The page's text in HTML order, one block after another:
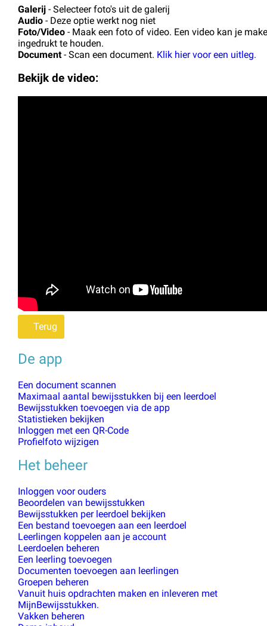
Galerij - Selecteer foto's uit de galerij
Audio - Deze optie werkt nog niet
Foto/Video - Maak een foto of video. Een video kan je
ingedrukt te houden.
Document- Scan een document. Klik hier voor een uitleg.
Bekijk de video:
Terug
De app
Een document scannen
Maximaal aantal bewijsstukken bij een leerdoel
Bewijsstukken toevoegen via de app
Statistieken bekijken
Inloggen met een QR-Code
Profielfoto wijzigen
Het beheer
Inloggen voor ouders
Beoordelen van bewijsstukken
Bewijsstukken per leerdoel bekijken
Een bestand toevoegen aan een leerdoel
Leerlingen koppelen aan je account
Leerdoelen beheren
Een leerling toevoegen
Documenten toevoegen aan leerlingen
Groepen beheren
Vanuit huis opdrachten maken en inleveren met
MijnBewijsstukken.
Vakken beheren